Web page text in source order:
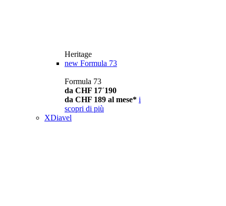
Heritage
new Formula 73
Formula 73
da CHF 17´190
da CHF 189 al mese* i
scopri di più
XDiavel